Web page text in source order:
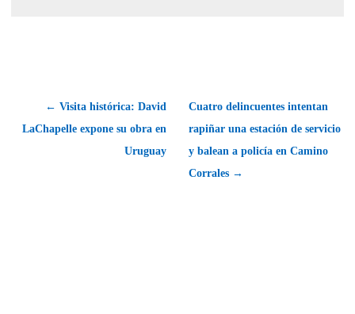
← Visita histórica: David
LaChapelle expone su obra en
Uruguay
Cuatro delincuentes intentan
rapiñar una estación de servicio
y balean a policía en Camino
Corrales →